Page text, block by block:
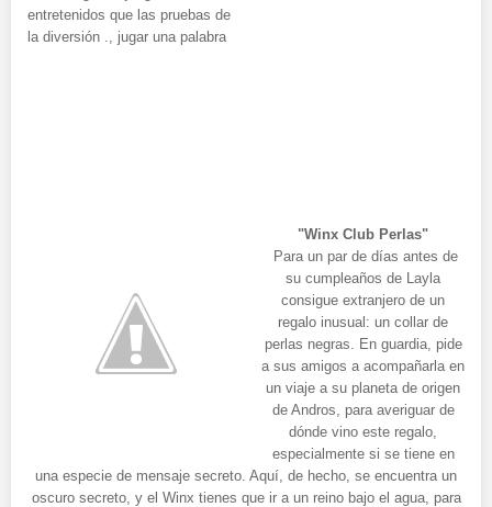
entretenidos que las pruebas de
la diversión ., jugar una palabra
"Winx Club Perlas"
Para un par de días antes de
su cumpleaños de Layla
consigue extranjero de un
regalo inusual: un collar de
perlas negras. En guardia, pide
a sus amigos a acompañarla en
un viaje a su planeta de origen
de Andros, para averiguar de
dónde vino este regalo,
especialmente si se tiene en
una especie de mensaje secreto. Aquí, de hecho, se encuentra un
oscuro secreto, y el Winx tienes que ir a un reino bajo el agua, para